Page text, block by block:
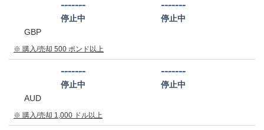
GBP
-------
停止中
-------
停止中
※ 購入/売却 500 ポンド以上
AUD
-------
停止中
-------
停止中
※ 購入/売却 1,000 ドル以上